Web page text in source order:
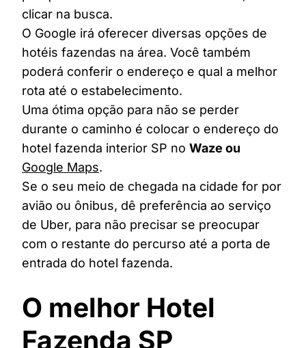
clicar na busca.
O Google irá oferecer diversas opções de
hotéis fazendas na área. Você também
poderá conferir o endereço e qual a melhor
rota até o estabelecimento.
Uma ótima opção para não se perder
durante o caminho é colocar o endereço do
hotel fazenda interior SP no Waze ou
Google Maps.
Se o seu meio de chegada na cidade for por
avião ou ônibus, dê preferência ao serviço
de Uber, para não precisar se preocupar
com o restante do percurso até a porta de
entrada do hotel fazenda.
O melhor Hotel
Fazenda SP